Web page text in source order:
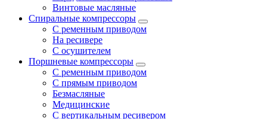
Винтовые масляные
Спиральные компрессоры
С ременным приводом
На ресивере
С осушителем
Поршневые компрессоры
С ременным приводом
С прямым приводом
Безмасляные
Медицинские
С вертикальным ресивером